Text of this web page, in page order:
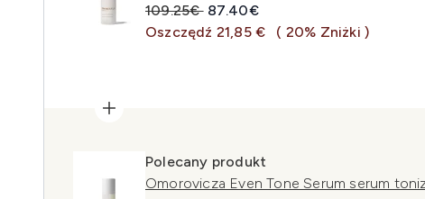
Sugerowana cena detaliczna:
109.25€ Aktualna cena:
87.40€
Oszczędź 21,85 €
( 20% Zniżki )
Polecany produkt
Omorovicza Even Tone Serum serum